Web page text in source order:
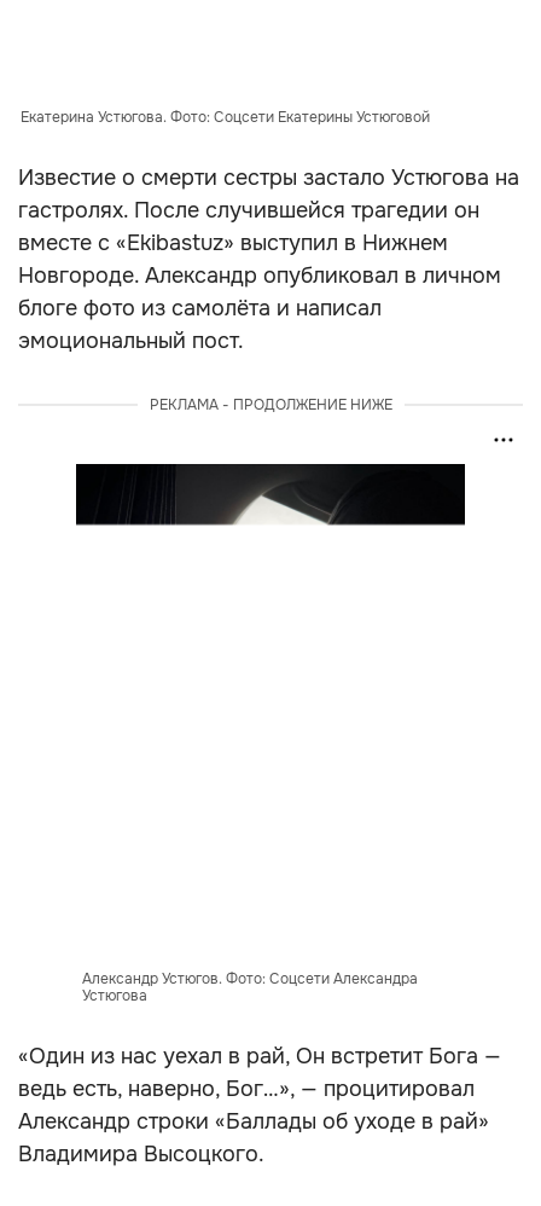
Екатерина Устюгова. Фото: Соцсети Екатерины Устюговой
Известие о смерти сестры застало Устюгова на
гастролях. После случившейся трагедии он
вместе с «Ekibastuz» выступил в Нижнем
Новгороде. Александр опубликовал в личном
блоге фото из самолёта и написал
эмоциональный пост.
РЕКЛАМА - ПРОДОЛЖЕНИЕ НИЖЕ
Александр Устюгов. Фото: Соцсети Александра
Устюгова
«Один из нас уехал в рай, Он встретит Бога —
ведь есть, наверно, Бог…», — процитировал
Александр строки «Баллады об уходе в рай»
Владимира Высоцкого.